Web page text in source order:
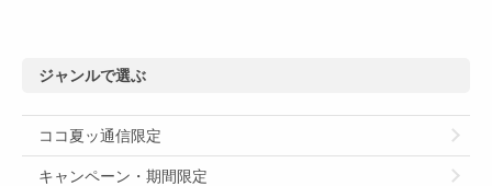
ジャンルで選ぶ
ココ夏ッ通信限定
キャンペーン・期間限定